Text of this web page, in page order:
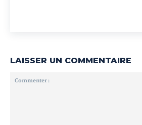
LAISSER UN COMMENTAIRE